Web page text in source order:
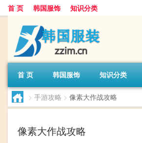
首 页 韩国服饰 知识分类
首 页 韩国服饰 知识分类
> 手游攻略 > 像素大作战攻略
像素大作战攻略